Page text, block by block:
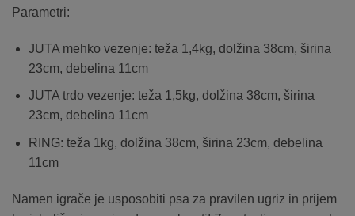
Parametri:
JUTA mehko vezenje: teža 1,4kg, dolžina 38cm, širina
23cm, debelina 11cm
JUTA trdo vezenje: teža 1,5kg, dolžina 38cm, širina
23cm, debelina 11cm
RING: teža 1kg, dolžina 38cm, širina 23cm, debelina
11cm
Namen igrače je usposobiti psa za pravilen ugriz in prijem